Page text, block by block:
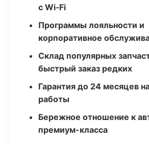
с Wi‑Fi
Программы лояльности и
корпоративное
Склад популярных
быстрый заказ редких
Гарантия до 24 месяцев
работы
Бережное отношение к
премиум-класса